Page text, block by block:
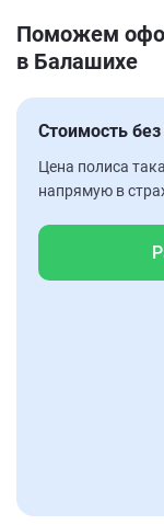
Поможем
в Балашихе
Стоимость
Цена полиса
напрямую в